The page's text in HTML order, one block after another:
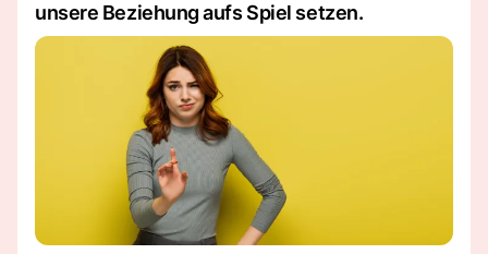
unsere Beziehung aufs Spiel setzen.